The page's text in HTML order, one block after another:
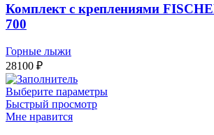
Комплект с креплениями
700
Горные лыжи
28100 ₽
Выберите параметры
Быстрый просмотр
Мне нравится